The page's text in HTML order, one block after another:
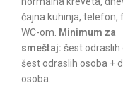
čajna kuhinja, telefon,
WC-om. Minimum za
smeštaj: šest odraslih
šest odraslih osoba +
osoba.